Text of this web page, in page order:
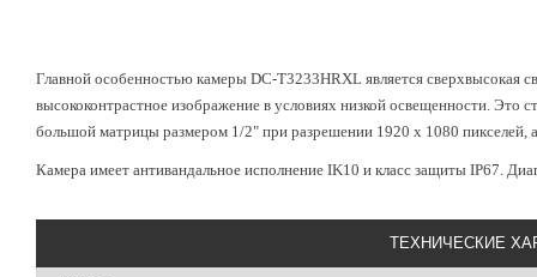
Главной особенностью камеры DC-T3233HRXL является сверхвысокая
высококонтрастное изображение в условиях низкой освещенности.
большой матрицы размером 1/2" при разрешении 1920 х 1080 пикселей,
Камера имеет антивандальное исполнение IK10 и класс защиты IP67.
ТЕХНИЧЕСКИЕ